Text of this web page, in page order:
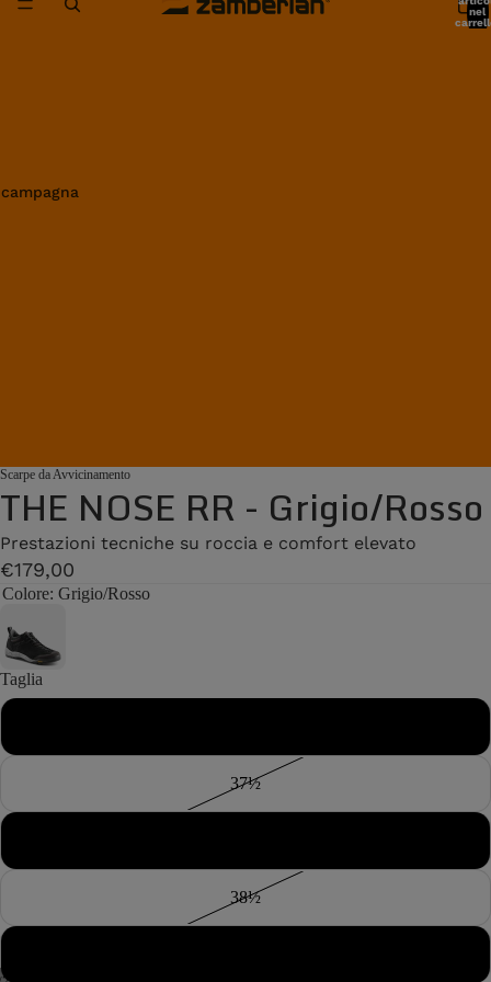
nel
Scarpe da Avvicinamento
THE NOSE RR - Grigio/Rosso
Prestazioni tecniche su roccia e comfort elevato
€179,00
Colore: Grigio/Rosso
Taglia
37½
38½